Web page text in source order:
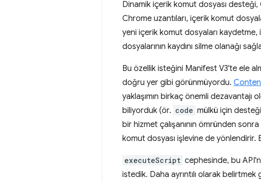
Dinamik içerik komut dosyası
Chrome uzantıları, içerik komut
yeni içerik komut dosyaları kaydetme,
dosyalarının kaydını silme olanağı
Bu özellik isteğini Manifest V3'te ele
doğru yer gibi görünmüyordu.
yaklaşımın birkaç önemli dezavantajı
biliyorduk (ör. code mülkü için
bir hizmet çalışanının ömründen
komut dosyası işlevine de yönlendirir.
executeScript cephesinde, bu
istedik. Daha ayrıntılı olarak